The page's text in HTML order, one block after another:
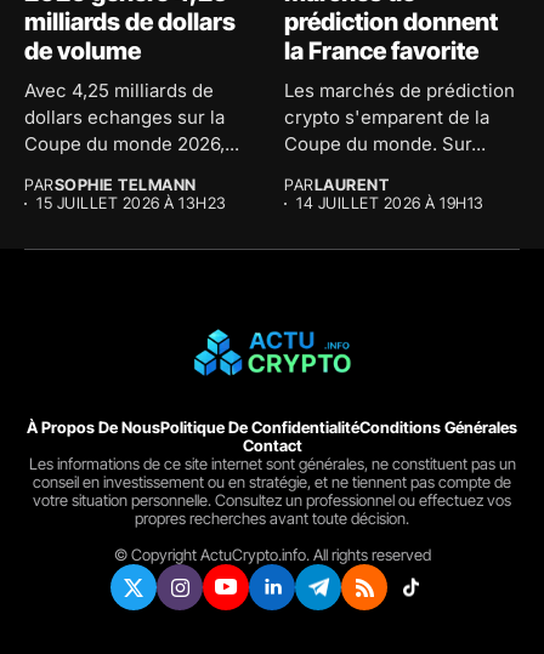
milliards de dollars
de volume
Avec 4,25 milliards de
dollars echanges sur la
Coupe du monde 2026,...
PARSOPHIE TELMANN
15 JUILLET 2026 À 13H23
prédiction donnent
la France favorite
Les marchés de prédiction
crypto s'emparent de la
Coupe du monde. Sur...
PARLAURENT
14 JUILLET 2026 À 19H13
À Propos De NousPolitique De ConfidentialitéConditions Générales
Contact
Les informations de ce site internet sont générales, ne constituent pas un
conseil en investissement ou en stratégie, et ne tiennent pas compte de
votre situation personnelle. Consultez un professionnel ou effectuez vos
propres recherches avant toute décision.
© Copyright ActuCrypto.info. All rights reserved